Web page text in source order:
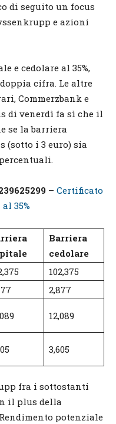
di seguito un focus
e azioni
e cedolare al 35%,
cifra. Le altre
Commerzbank e
di venerdì fa sì che il
se la barriera
(sotto i 3 euro) sia
– Certificato
35%
Barriera
cedolare
102,375
2,877
12,089
3,605
fra i sottostanti
il plus della
potenziale